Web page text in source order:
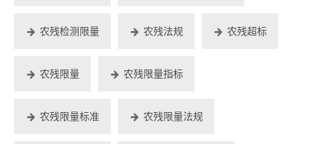
农残检测限量 农残法规 农残超标
农残限量 农残限量指标
农残限量标准 农残限量法规